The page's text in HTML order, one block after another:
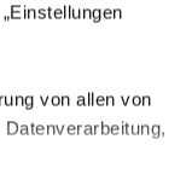
von allen von